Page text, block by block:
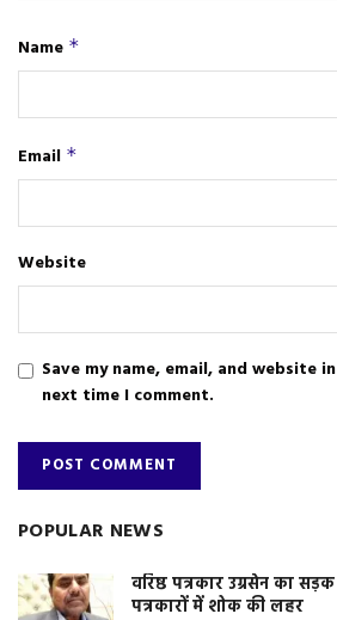
Name *
Email *
Website
Save my name, email, and website
next time I comment.
POPULAR NEWS
वरिष्ठ पत्रकार उग्रसेन का
पत्रकारों में शोक की लहर